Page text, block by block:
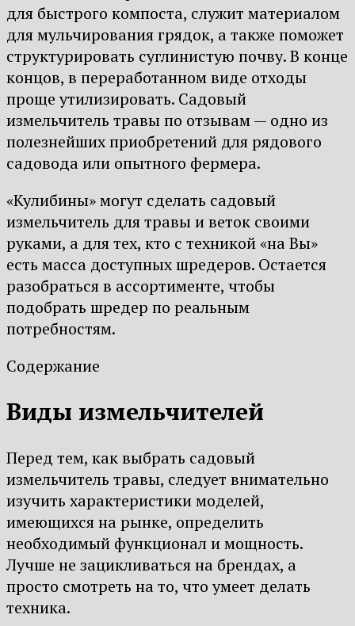
для быстрого компоста, служит материалом
для мульчирования грядок, а также поможет
структурировать суглинистую почву. В конце
концов, в переработанном виде отходы
проще утилизировать. Садовый
измельчитель травы по отзывам — одно из
полезнейших приобретений для рядового
садовода или опытного фермера.
«Кулибины» могут сделать садовый
измельчитель для травы и веток своими
руками, а для тех, кто с техникой «на Вы»
есть масса доступных шредеров. Остается
разобраться в ассортименте, чтобы
подобрать шредер по реальным
потребностям.
Содержание
Виды измельчителей
Перед тем, как выбрать садовый
измельчитель травы, следует внимательно
изучить характеристики моделей,
имеющихся на рынке, определить
необходимый функционал и мощность.
Лучше не зацикливаться на брендах, а
просто смотреть на то, что умеет делать
техника.